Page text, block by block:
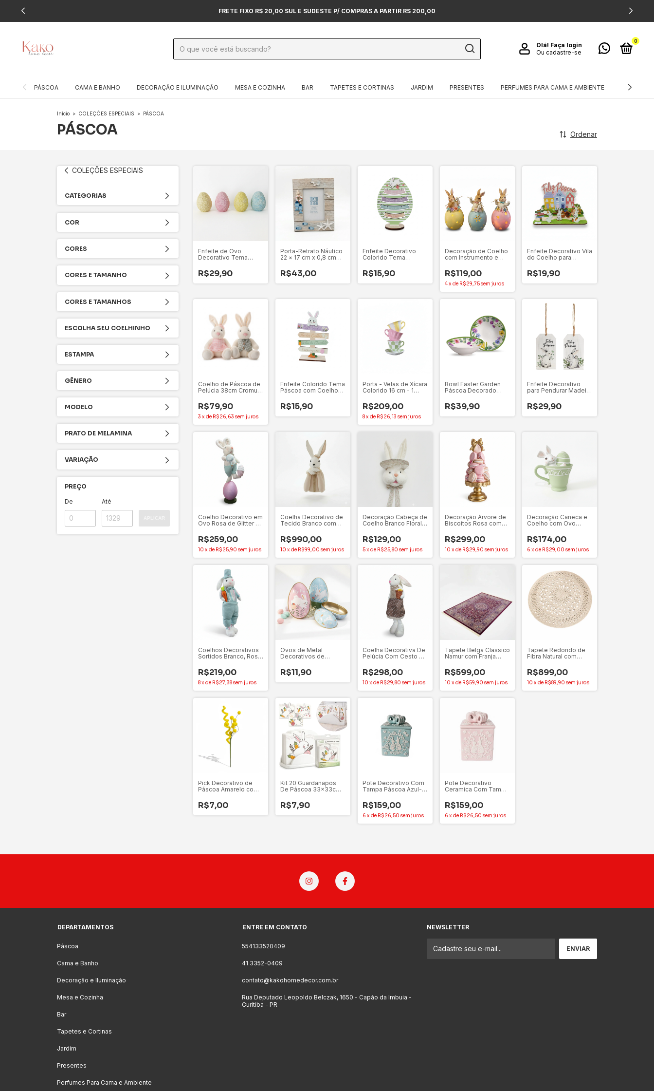
FRETE FIXO R$ 20,00 SUL E SUDESTE P/ COMPRAS A PARTIR R$ 200,00
Olá! Faça login
Ou cadastre-se
0
PÁSCOA CAMA E BANHO DECORAÇÃO E ILUMINAÇÃO MESA E COZINHA BAR TAPETES E CORTINAS JARDIM PRESENTES PERFUMES PARA CAMA E AMBIENTE TÊXTEIS
Início > COLEÇÕES ESPECIAIS > PÁSCOA
PÁSCOA Ordenar
COLEÇÕES ESPECIAIS
CATEGORIAS
COR
CORES
CORES E TAMANHO
CORES E TAMANHOS
ESCOLHA SEU COELHINHO
ESTAMPA
GÊNERO
MODELO
PRATO DE MELAMINA
VARIAÇÃO
PREÇO
De Até
Enfeite de Ovo
Decorativo Tema
- 1 Unidade
R$29,90
Porta-Retrato Náutico
22 × 17 cm x 0,8 cm
Coleção Portofino
R$43,00
Enfeite Decorativo
Colorido Tema
- 1 Unidade
R$15,90
Decoração de Coelho
com Instrumento e
Unidade
R$119,00
4xde R$29,75sem juros
Enfeite Decorativo Vila
do Coelho para
1 Unidade
R$19,90
Coelho de Páscoa de
Pelúcia 38cm Cromus
Fêmea) - 1 unidade
R$79,90
3 xde R$26,63 sem juros
Enfeite Colorido Tema
Páscoa com Coelhos
Unidade
R$15,90
Porta - Velas de Xícara
Colorido 16 cm - 1
R$209,00
8xde R$26,13 sem juros
Bowl Easter Garden
Páscoa Decorado
Alleanza
R$39,90
Enfeite Decorativo
para Pendurar Madeira
R$29,90
Coelho Decorativo em
Ovo Rosa de Glitter 51
R$259,00
10 xde R$25,90 sem juros
Coelha Decorativo de
Tecido Branco com
Unidade
R$990,00
10 xde R$99,00 sem juros
Decoração Cabeça de
Coelho Branco Floral
da Casa
R$129,00
5xde R$25,80 sem juros
Decoração Árvore de
Biscoitos Rosa com
R$299,00
10 xde R$29,90 sem juros
Decoração Caneca e
Coelho com Ovo
(Tea Party) - 1 Unidade
R$174,00
6 xde R$29,00 sem juros
Coelhos Decorativos
Sortidos Branco, Rosa
Unidade
R$219,00
8xde R$27,38sem juros
Ovos de Metal
Decorativos de
Lembrancinha
R$11,90
Coelha Decorativa De
Pelúcia Com Cesto De
Extensíveis
R$298,00
10 xde R$29,80 sem juros
Tapete Belga Classico
Namur com Franja
R$599,00
10 xde R$59,90 sem juros
Tapete Redondo de
Fibra Natural com
Prisma
R$899,00
10 xde R$89,90 sem juros
Pick Decorativo de
Páscoa Amarelo com
Unidade
R$7,00
Kit 20 Guardanapos
De Páscoa 33x33cm
Coelhinho 1 Unidade
R$7,90
Pote Decorativo Com
Tampa Páscoa Azul-
Unidade
R$159,00
6 xde R$26,50 sem juros
Pote Decorativo
Ceramica Com Tampa
1 Unidade
R$159,00
6 xde R$26,50 sem juros
DEPARTAMENTOS
Páscoa
Cama e Banho
Decoração e Iluminação
Mesa e Cozinha
Bar
Tapetes e Cortinas
Jardim
Presentes
Perfumes Para Cama e Ambiente
ENTRE EM CONTATO
554133520409
41 3352-0409
contato@kakohomedecor.com.br
Rua Deputado Leopoldo Belczak, 1650 - Capão da Imbuia -
Curitiba - PR
NEWSLETTER